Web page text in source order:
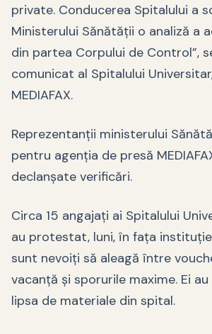
private. Conducerea Spitalului a
Ministerului Sănătății o analiză a
din partea Corpului de Control”,
comunicat al Spitalului
MEDIAFAX.
Reprezentanții ministerului
pentru agenția de presă
declanșate verificări.
Circa 15 angajaţi ai Spitalului
au protestat, luni, în faţa
sunt nevoiţi să aleagă între
vacanţă şi sporurile maxime. Ei
lipsa de materiale din spital.